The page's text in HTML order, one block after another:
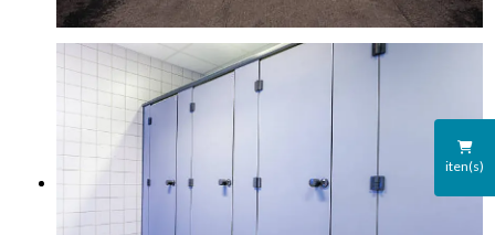
iten(s)